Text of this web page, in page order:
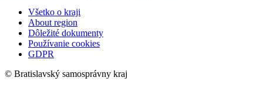
Všetko o kraji
About region
Dôležité dokumenty
Používanie cookies
GDPR
© Bratislavský samosprávny kraj